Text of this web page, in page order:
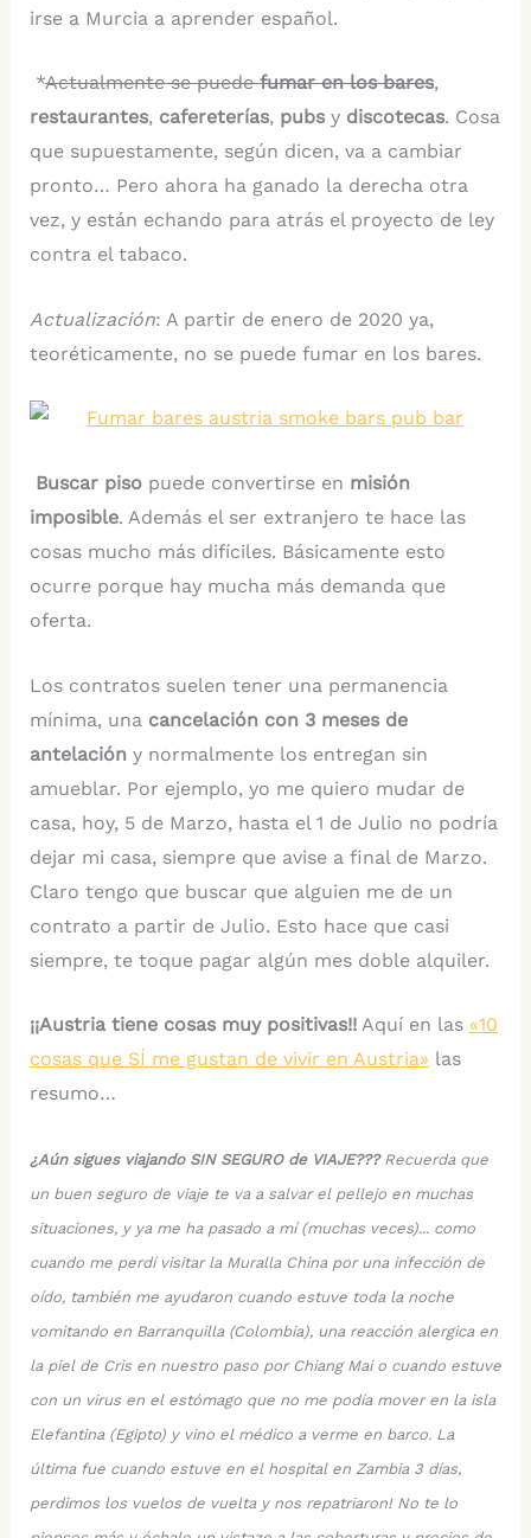
irse a Murcia a aprender español.
*Actualmente se puedefumar en los bares,
restaurantes, cafereterías, pubsy discotecas. Cosa
que supuestamente, según dicen, va a cambiar
pronto… Pero ahora ha ganado la derecha otra
vez, y están echando para atrás el proyecto de ley
contra el tabaco.
Actualización: A partir de enero de 2020 ya,
teoréticamente, no se puede fumar en los bares.
Buscar pisopuede convertirse en misión
imposible. Además el ser extranjero te hace las
cosas mucho más difíciles. Básicamente esto
ocurre porque hay mucha más demanda que
oferta.
Los contratos suelen tener una permanencia
mínima, una cancelación con 3 meses de
antelación y normalmente los entregan sin
amueblar. Por ejemplo, yo me quiero mudar de
casa, hoy, 5 de Marzo, hasta el 1 de Julio no podría
dejar mi casa, siempre que avise a final de Marzo.
Claro tengo que buscar que alguien me de un
contrato a partir de Julio. Esto hace que casi
siempre, te toque pagar algún mes doble alquiler.
¡¡Austria tiene cosas muy positivas!!Aquí en las «10
cosas que SÍ me gustan de vivir en Austria» las
resumo…
¿Aún sigues viajando SIN SEGURO de VIAJE???Recuerda que
un buen seguro de viaje te va a salvar el pellejo en muchas
situaciones, y ya me ha pasado a mí (muchas veces)... como
cuando me perdí visitar la Muralla China por una infección de
oído, también me ayudaron cuando estuve toda la noche
vomitando en Barranquilla (Colombia), una reacción alergica en
la piel de Cris en nuestro paso por Chiang Mai o cuando estuve
con un virus en el estómago que no me podía mover en la isla
Elefantina (Egipto) y vino el médico a verme en barco. La
última fue cuando estuve en el hospital en Zambia 3 días,
perdimos los vuelos de vuelta y nos repatriaron! No te lo